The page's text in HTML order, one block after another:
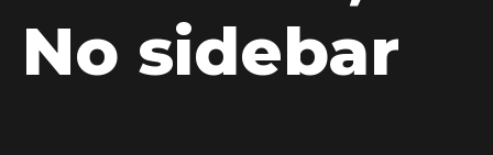
No sidebar